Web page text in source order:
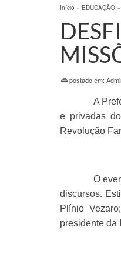
Início » EDUCAÇÃO »
postado em:
A
e privadas
Revolução
O
discursos.
Plínio
presidente da